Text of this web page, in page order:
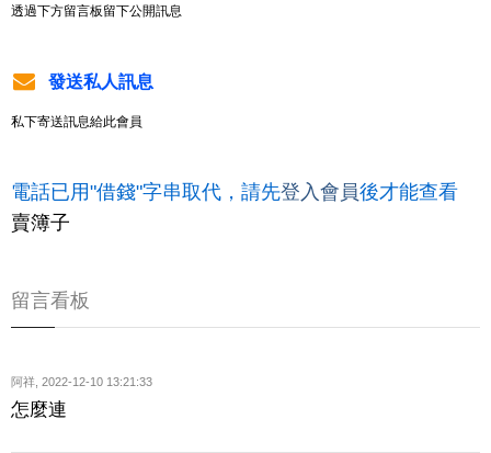
透過下方留言板留下公開訊息
發送私人訊息
私下寄送訊息給此會員
電話已用"借錢"字串取代，請先登入會員後才能查看
賣簿子
留言看板
阿祥 2022-12-10 13:21:33
怎麼連